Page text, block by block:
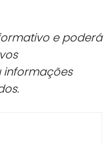
e poderá
informações